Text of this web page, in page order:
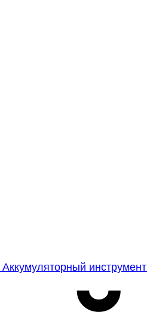
Аккумуляторный инструмент